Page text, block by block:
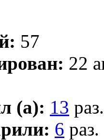
57
22
(а): 13 раз.
6 раз.